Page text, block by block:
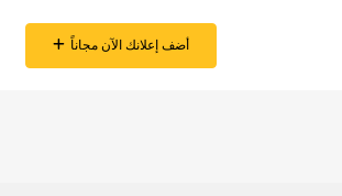
أضف إعلانك الآن مجاناً